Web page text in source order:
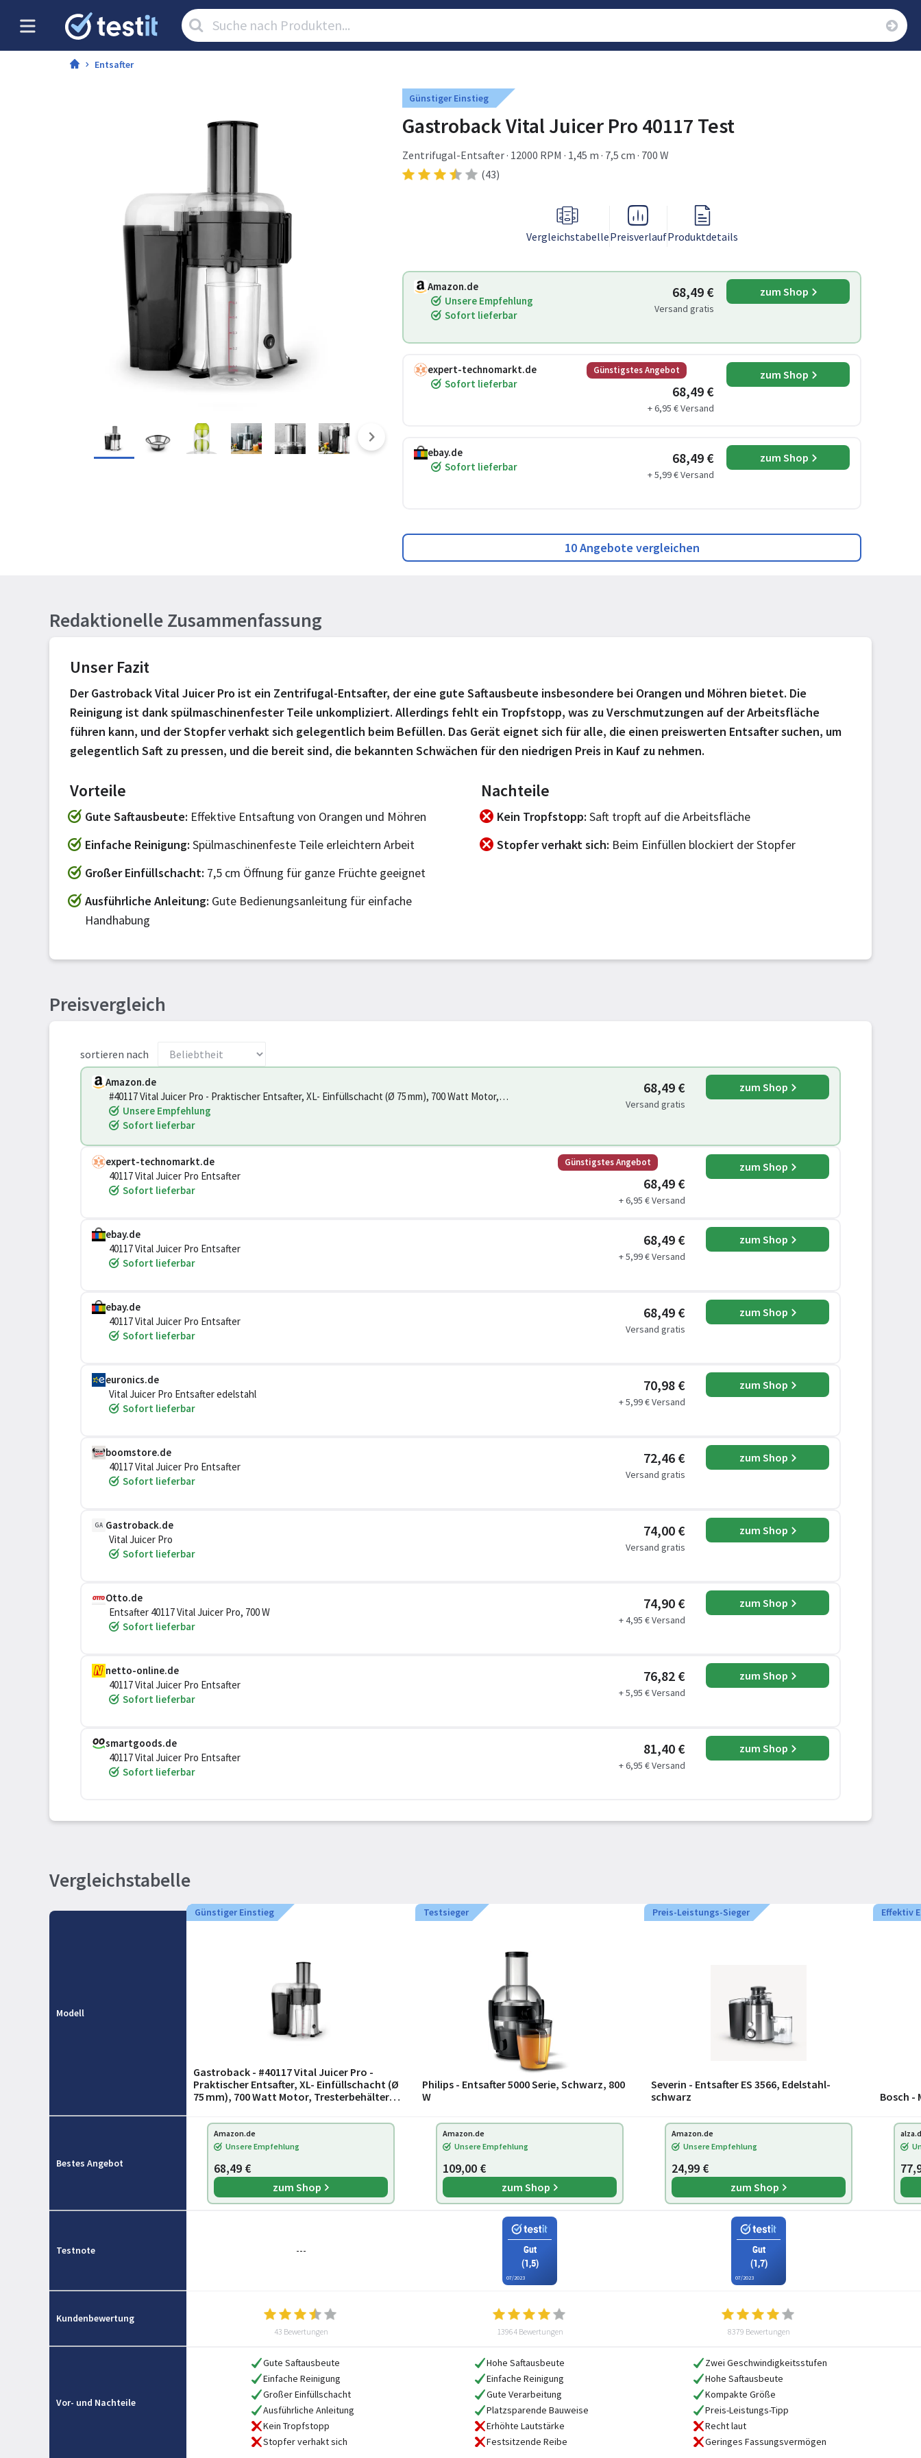
Artikel
suchen:
Entsafter
Günstiger Einstieg
Gastroback Vital Juicer Pro 40117 Test
Zentrifugal-Entsafter · 12000 RPM · 1,45 m · 7,5 cm · 700 W
(43)
VergleichstabellePreisverlaufProduktdetails
Amazon.de
Unsere Empfehlung
Sofort lieferbar
68,49 €
Versand gratis
zum Shop
expert-technomarkt.de
Sofort lieferbar
Günstigstes Angebot
68,49 €
+ 6,95 € Versand
zum Shop
ebay.de
Sofort lieferbar
68,49 €
+ 5,99 € Versand
zum Shop
10 Angebote vergleichen
Redaktionelle Zusammenfassung
Unser Fazit
Der Gastroback Vital Juicer Pro ist ein Zentrifugal-Entsafter, der eine gute Saftausbeute insbesondere bei Orangen und Möhren bietet. Die
Reinigung ist dank spülmaschinenfester Teile unkompliziert. Allerdings fehlt ein Tropfstopp, was zu Verschmutzungen auf der Arbeitsfläche
führen kann, und der Stopfer verhakt sich gelegentlich beim Befüllen. Das Gerät eignet sich für alle, die einen preiswerten Entsafter suchen, um
gelegentlich Saft zu pressen, und die bereit sind, die bekannten Schwächen für den niedrigen Preis in Kauf zu nehmen.
Vorteile
Gute Saftausbeute Effektive Entsaftung von Orangen und Möhren
Einfache Reinigung Spülmaschinenfeste Teile erleichtern Arbeit
Großer Einfüllschacht 7,5 cm Öffnung für ganze Früchte geeignet
Ausführliche Anleitung Gute Bedienungsanleitung für einfache
Handhabung
Nachteile
Kein Tropfstopp Saft tropft auf die Arbeitsfläche
Stopfer verhakt sich Beim Einfüllen blockiert der Stopfer
Preisvergleich
sortieren nach
Amazon.de
#40117 Vital Juicer Pro - Praktischer Entsafter, XL- Einfüllschacht (Ø 75 mm), 700 Watt Motor,
Tresterbehälter, Silber, Silberfarben
Unsere Empfehlung
Sofort lieferbar
68,49 €
Versand gratis
zum Shop
expert-technomarkt.de
40117 Vital Juicer Pro Entsafter
Sofort lieferbar
Günstigstes Angebot
68,49 €
+ 6,95 € Versand
zum Shop
ebay.de
40117 Vital Juicer Pro Entsafter
Sofort lieferbar
68,49 €
+ 5,99 € Versand
zum Shop
ebay.de
40117 Vital Juicer Pro Entsafter
Sofort lieferbar
68,49 €
Versand gratis
zum Shop
euronics.de
Vital Juicer Pro Entsafter edelstahl
Sofort lieferbar
70,98 €
+ 5,99 € Versand
zum Shop
boomstore.de
40117 Vital Juicer Pro Entsafter
Sofort lieferbar
72,46 €
Versand gratis
zum Shop
GA Gastroback.de
Vital Juicer Pro
Sofort lieferbar
74,00 €
Versand gratis
zum Shop
Otto.de
Entsafter 40117 Vital Juicer Pro, 700 W
Sofort lieferbar
74,90 €
+ 4,95 € Versand
zum Shop
netto-online.de
40117 Vital Juicer Pro Entsafter
Sofort lieferbar
76,82 €
+ 5,95 € Versand
zum Shop
smartgoods.de
40117 Vital Juicer Pro Entsafter
Sofort lieferbar
81,40 €
+ 6,95 € Versand
zum Shop
Vergleichstabelle
Modell
Günstiger Einstieg
Gastroback - #40117 Vital Juicer Pro -
Praktischer Entsafter, XL- Einfüllschacht (Ø
75 mm), 700 Watt Motor, Tresterbehälter,
Testsieger
Philips - Entsafter 5000 Serie, Schwarz, 800
W
Preis-Leistungs-Sieger
Severin - Entsafter ES 3566, Edelstahl-
schwarz
Effektiv
Bosch -
Bestes Angebot
Amazon.de
Unsere Empfehlung
68,49 €
zum Shop
Amazon.de
Unsere Empfehlung
109,00 €
zum Shop
Amazon.de
Unsere Empfehlung
24,99 €
zum Shop
Testnote ---
Gut
(1,5)
07/2023
Gut
(1,7)
07/2023
Kundenbewertung
43 Bewertungen 13964 Bewertungen 8379 Bewertungen
Vor- und Nachteile
Gute Saftausbeute
Einfache Reinigung
Großer Einfüllschacht
Ausführliche Anleitung
Kein Tropfstopp
Stopfer verhakt sich
Hohe Saftausbeute
Einfache Reinigung
Gute Verarbeitung
Platzsparende Bauweise
Erhöhte Lautstärke
Festsitzende Reibe
Zwei Geschwindigkeitsstufen
Hohe Saftausbeute
Kompakte Größe
Preis-Leistungs-Tipp
Recht laut
Geringes Fassungsvermögen